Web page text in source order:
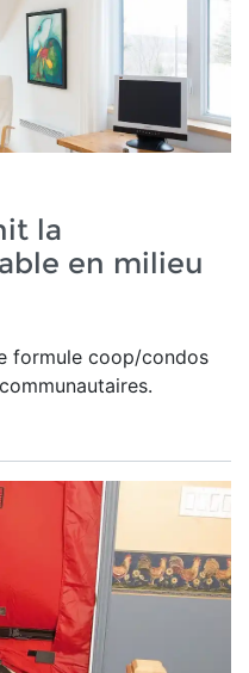
la
en milieu
formule coop/condos